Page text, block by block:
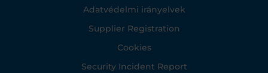
Adatvédelmi irányelvek
Supplier Registration
Cookies
Security Incident Report